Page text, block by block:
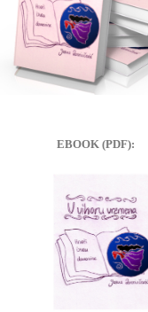
EBOOK (PDF):